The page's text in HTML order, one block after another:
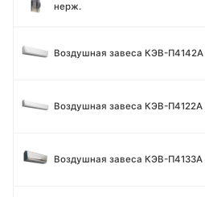
нерж.
Воздушная завеса КЭВ-П4142A
Воздушная завеса КЭВ-П4122A
Воздушная завеса КЭВ-П4133A